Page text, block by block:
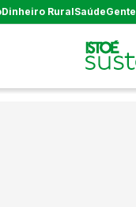
Dinheiro RuralSaúdeGente